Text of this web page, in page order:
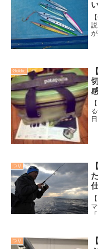
Goldic
つり
つり